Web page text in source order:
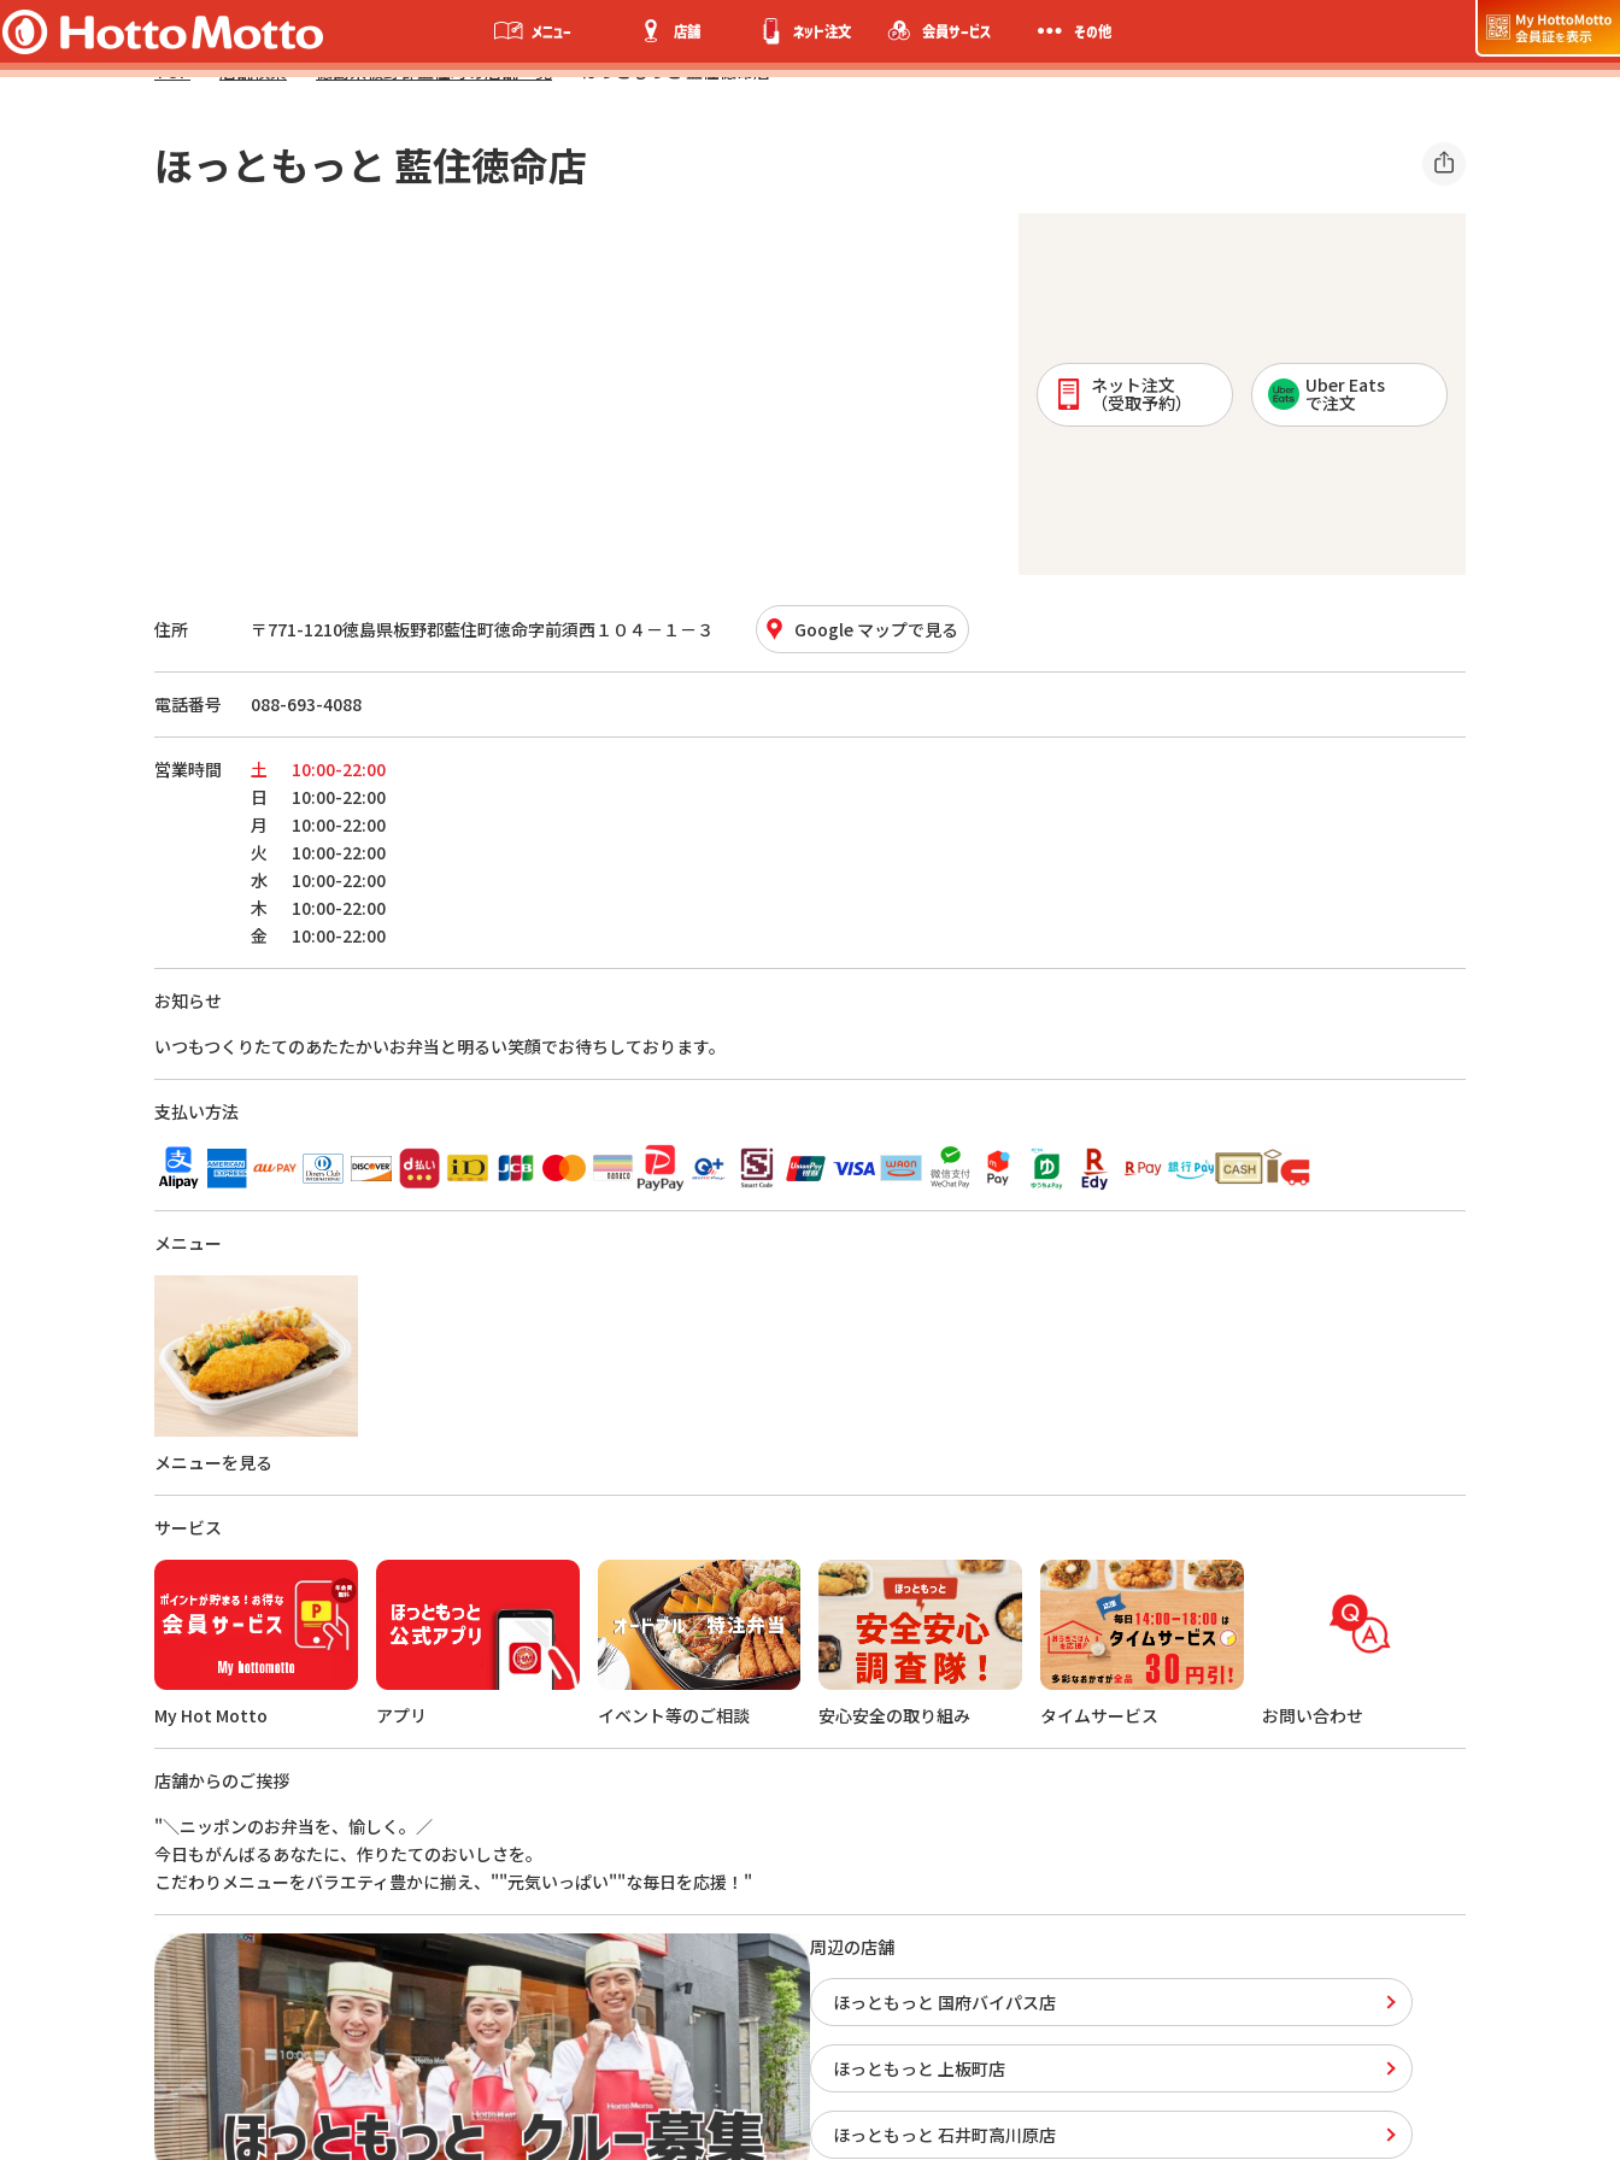
メニュー 店舗 ネット注文 会員サービス その他
TOP 店舗検索 徳島県板野郡藍住町の店舗一覧 ほっともっと 藍住徳命店
ほっともっと 藍住徳命店
ネット注文
（受取予約）
Uber Eats
で注文
住所 〒771-1210徳島県板野郡藍住町徳命字前須西１０４－１－３ Google マップで見る
電話番号 088-693-4088
営業時間 土
10:00-22:00
日
10:00-22:00
月
10:00-22:00
火
10:00-22:00
水
10:00-22:00
木
10:00-22:00
金
10:00-22:00
お知らせ
いつもつくりたてのあたたかいお弁当と明るい笑顔でお待ちしております。
支払い方法
メニュー
メニューを見る
サービス
My Hot Motto アプリ イベント等のご相談 安心安全の取り組み タイムサービス お問い合わせ
店舗からのご挨拶
"＼ニッポンのお弁当を、愉しく。／
今日もがんばるあなたに、作りたてのおいしさを。
こだわりメニューをバラエティ豊かに揃え、""元気いっぱい""な毎日を応援！"
周辺の店舗
ほっともっと 国府バイパス店
ほっともっと 上板町店
ほっともっと 石井町高川原店